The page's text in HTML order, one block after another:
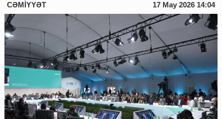
CƏMİYYƏT 17 May 2026 14:04